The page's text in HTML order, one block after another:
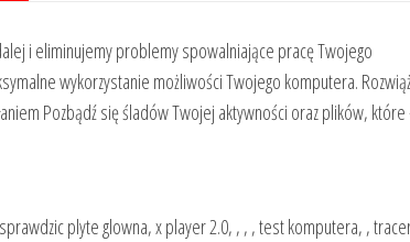
i eliminujemy problemy spowalniające pracę Twojego
wykorzystanie możliwości Twojego komputera. Rozwiąż
Pozbądź się śladów Twojej aktywności oraz plików,
plyte glowna, x player 2.0, , , , test komputera, ,